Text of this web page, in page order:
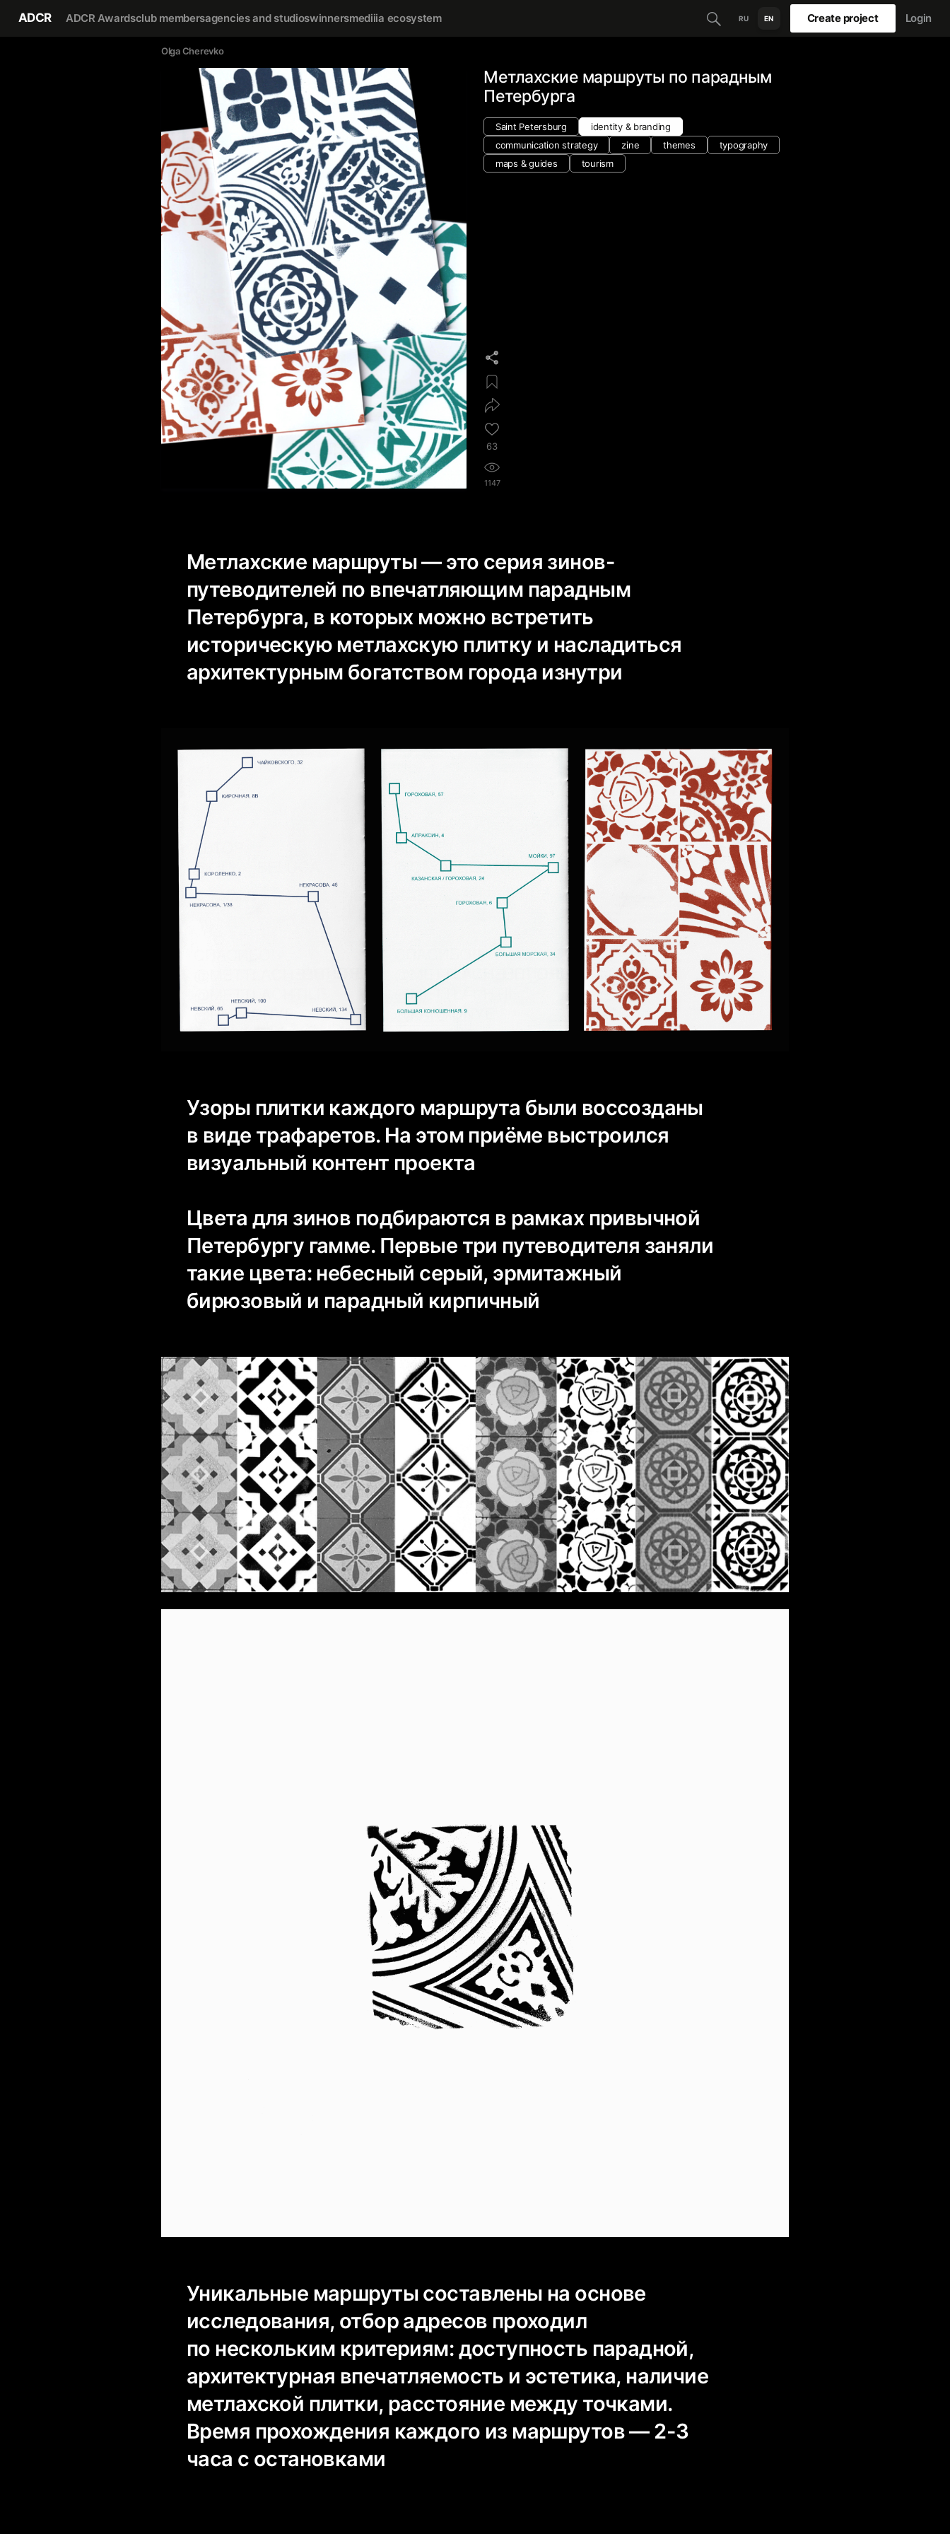
ADCR ADCR Awardsclub membersagencies and studioswinnersmediiia ecosystem RU EN Create project Login
Olga Cherevko
Метлахские маршруты по парадным
Петербурга
Saint Petersburg
identity & branding
communication strategy
zine themes
typography
maps & guides
tourism
63
1147
Метлахские маршруты — это серия зинов-
путеводителей по впечатляющим парадным
Петербурга, в которых можно встретить
историческую метлахскую плитку и насладиться
архитектурным богатством города изнутри
Узоры плитки каждого маршрута были воссозданы
в виде трафаретов. На этом приёме выстроился
визуальный контент проекта
Цвета для зинов подбираются в рамках привычной
Петербургу гамме. Первые три путеводителя заняли
такие цвета: небесный серый, эрмитажный
бирюзовый и парадный кирпичный
Уникальные маршруты составлены на основе
исследования, отбор адресов проходил
по нескольким критериям: доступность парадной,
архитектурная впечатляемость и эстетика, наличие
метлахской плитки, расстояние между точками.
Время прохождения каждого из маршрутов — 2-3
часа с остановками